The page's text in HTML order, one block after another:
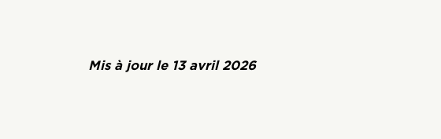
Mis à jour le 13 avril 2026